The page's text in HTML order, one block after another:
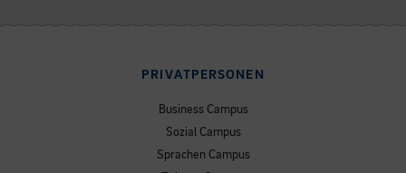
PRIVATPERSONEN
Business Campus
Sozial Campus
Sprachen Campus